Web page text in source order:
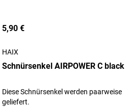
5,90 €
HAIX
Schnürsenkel AIRPOWER C black
Diese Schnürsenkel werden paarweise
geliefert.